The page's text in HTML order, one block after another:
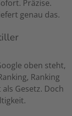
Präzise.
genau das.
oben steht,
Ranking
Gesetz. Doch